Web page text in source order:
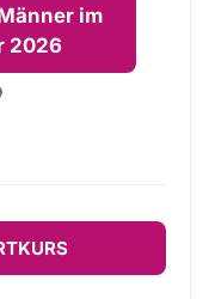
im
2026